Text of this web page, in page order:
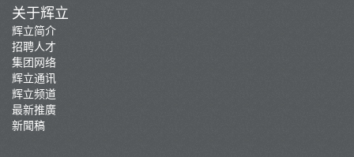
关于辉立
辉立简介
招聘人才
集团网络
辉立通讯
辉立频道
最新推廣
新聞稿